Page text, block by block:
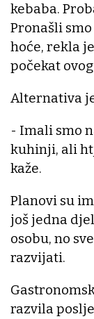
kebaba.
Pronašli
hoće, rekla
počekat
Alternativa
- Imali smo
kuhinji, ali
kaže.
Planovi su
još jedna
osobu, no
razvijati.
razvila